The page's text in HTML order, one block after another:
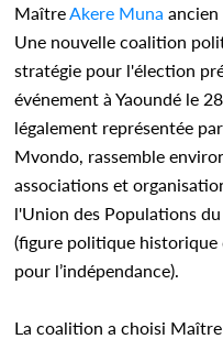
MaîtreAkere Muna ancien
Une nouvelle coalition
stratégie pour l'élection
événement à Yaoundé le
légalement représentée
Mvondo, rassemble
associations et
l'Union des Populations
(figure politique
pour l’indépendance).
La coalition a choisi